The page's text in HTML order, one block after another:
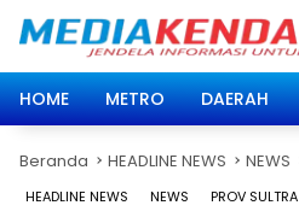
HOME
METRO DAERAH
Beranda HEADLINE NEWS NEWS
HEADLINE NEWS NEWS PROV SULTRA